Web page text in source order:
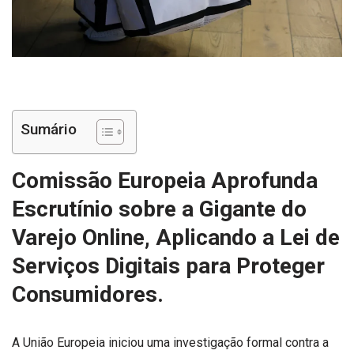
Sumário
Comissão Europeia Aprofunda
Escrutínio sobre a Gigante do
Varejo Online, Aplicando a Lei de
Serviços Digitais para Proteger
Consumidores.
A União Europeia iniciou uma investigação formal contra a